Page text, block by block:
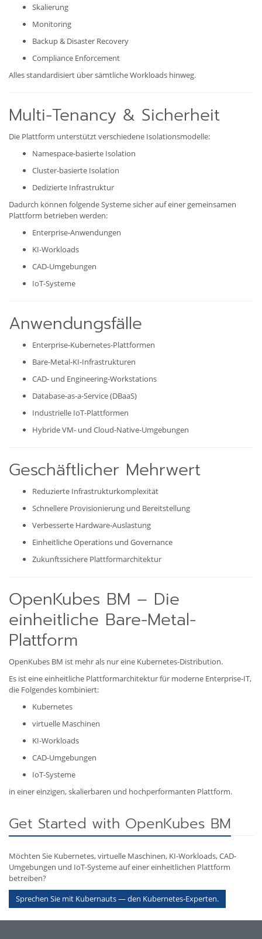
Skalierung
Monitoring
Backup & Disaster Recovery
Compliance Enforcement
Alles standardisiert über sämtliche Workloads hinweg.
Multi-Tenancy & Sicherheit
Die Plattform unterstützt verschiedene Isolationsmodelle:
Namespace-basierte Isolation
Cluster-basierte Isolation
Dedizierte Infrastruktur
Dadurch können folgende Systeme sicher auf einer gemeinsamen
Plattform betrieben werden:
Enterprise-Anwendungen
KI-Workloads
CAD-Umgebungen
IoT-Systeme
Anwendungsfälle
Enterprise-Kubernetes-Plattformen
Bare-Metal-KI-Infrastrukturen
CAD- und Engineering-Workstations
Database-as-a-Service (DBaaS)
Industrielle IoT-Plattformen
Hybride VM- und Cloud-Native-Umgebungen
Geschäftlicher Mehrwert
Reduzierte Infrastrukturkomplexität
Schnellere Provisionierung und Bereitstellung
Verbesserte Hardware-Auslastung
Einheitliche Operations und Governance
Zukunftssichere Plattformarchitektur
OpenKubes BM – Die
einheitliche Bare-Metal-
Plattform
OpenKubes BM ist mehr als nur eine Kubernetes-Distribution.
Es ist eine einheitliche Plattformarchitektur für moderne Enterprise-IT,
die Folgendes kombiniert:
Kubernetes
virtuelle Maschinen
KI-Workloads
CAD-Umgebungen
IoT-Systeme
in einer einzigen, skalierbaren und hochperformanten Plattform.
Get Started with OpenKubes BM
Möchten Sie Kubernetes, virtuelle Maschinen, KI-Workloads, CAD-
Umgebungen und IoT-Systeme auf einer einheitlichen Plattform
betreiben?
Sprechen Sie mit Kubernauts — den Kubernetes-Experten.